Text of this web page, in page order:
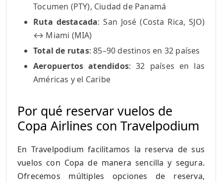
Tocumen (PTY), Ciudad de Panamá
Ruta destacada: San José (Costa Rica, SJO)
↔ Miami (MIA)
Total de rutas: 85–90 destinos en 32 países
Aeropuertos atendidos: 32 países en las
Américas y el Caribe
Por qué reservar vuelos de
Copa Airlines con Travelpodium
En Travelpodium facilitamos la reserva de sus
vuelos con Copa de manera sencilla y segura.
Ofrecemos múltiples opciones de reserva,